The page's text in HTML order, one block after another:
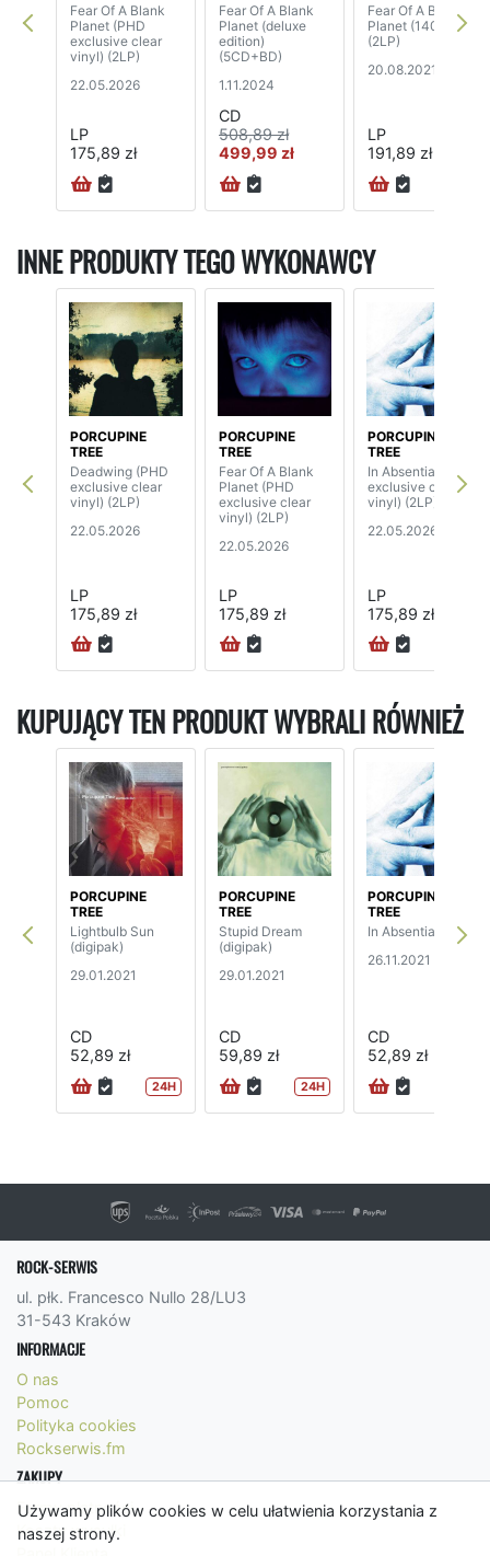
Używamy plików cookies w celu ułatwienia korzystania z
naszej strony.
Fear Of A Blank
Planet (PHD
exclusive clear
vinyl) (2LP)
22.05.2026
LP
175,89 zł
Fear Of A Blank
Planet (deluxe
edition)
(5CD+BD)
1.11.2024
CD
508,89 zł
499,99 zł
Fear Of A Blank
Planet (140 gram)
(2LP)
20.08.2021
LP
191,89 zł
INNE PRODUKTY TEGO WYKONAWCY
PORCUPINE
TREE
Deadwing (PHD
exclusive clear
vinyl) (2LP)
22.05.2026
LP
175,89 zł
PORCUPINE
TREE
Fear Of A Blank
Planet (PHD
exclusive clear
vinyl) (2LP)
22.05.2026
LP
175,89 zł
PORCUPINE
TREE
In Absentia (PHD
exclusive clear
vinyl) (2LP)
22.05.2026
LP
175,89 zł
KUPUJĄCY TEN PRODUKT WYBRALI RÓWNIEŻ
PORCUPINE
TREE
Lightbulb Sun
(digipak)
29.01.2021
CD
52,89 zł
24H
PORCUPINE
TREE
Stupid Dream
(digipak)
29.01.2021
CD
59,89 zł
24H
PORCUPINE
TREE
In Absentia
26.11.2021
CD
52,89 zł
ROCK-SERWIS
ul. płk. Francesco Nullo 28/LU3
31-543 Kraków
INFORMACJE
O nas
Pomoc
Polityka cookies
Rockserwis.fm
ZAKUPY
Formy płatności
Koszty wysyłki